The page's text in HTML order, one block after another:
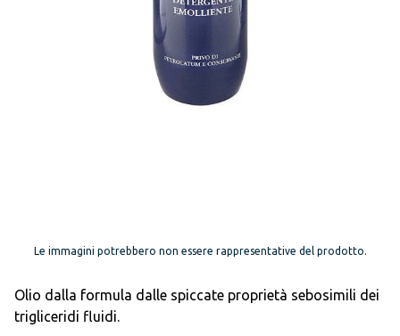
Le immagini potrebbero non essere rappresentative del prodotto.
Olio dalla formula dalle spiccate proprietà sebosimili dei
trigliceridi fluidi.